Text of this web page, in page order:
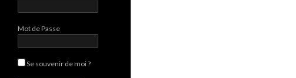
Mot de Passe
Se souvenir de moi ?